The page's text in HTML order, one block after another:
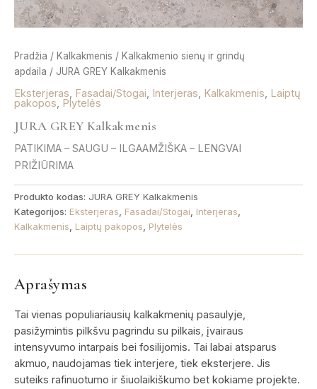
Pradžia / Kalkakmenis / Kalkakmenio sienų ir grindų
apdaila / JURA GREY Kalkakmenis
Eksterjeras, Fasadai/Stogai, Interjeras, Kalkakmenis, Laiptų
pakopos, Plytelės
JURA GREY Kalkakmenis
PATIKIMA – SAUGU – ILGAAMŽIŠKA – LENGVAI
PRIŽIŪRIMA
Produkto kodas: JURA GREY Kalkakmenis
Kategorijos: Eksterjeras Fasadai/Stogai Interjeras
Kalkakmenis
Laiptų pakopos Plytelės
Aprašymas
Tai vienas populiariausių kalkakmenių pasaulyje,
pasižymintis pilkšvu pagrindu su pilkais, įvairaus
intensyvumo intarpais bei fosilijomis. Tai labai atsparus
akmuo, naudojamas tiek interjere, tiek eksterjere. Jis
suteiks rafinuotumo ir šiuolaikiškumo bet kokiame projekte.